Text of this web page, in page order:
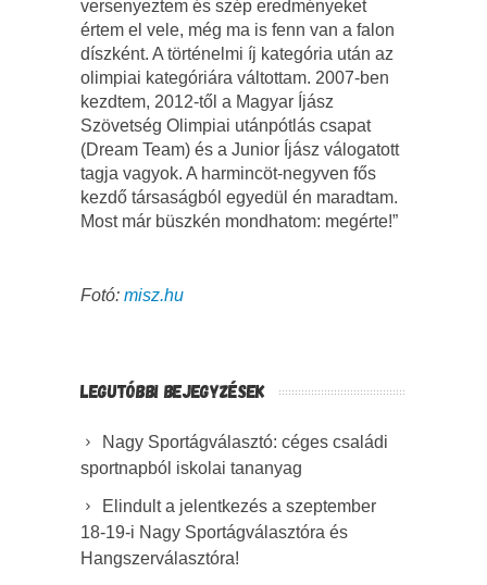
versenyeztem és szép eredményeket
értem el vele, még ma is fenn van a falon
díszként. A történelmi íj kategória után az
olimpiai kategóriára váltottam. 2007-ben
kezdtem, 2012-től a Magyar Íjász
Szövetség Olimpiai utánpótlás csapat
(Dream Team) és a Junior Íjász válogatott
tagja vagyok. A harmincöt-negyven fős
kezdő társaságból egyedül én maradtam.
Most már büszkén mondhatom: megérte!”
Fotó: misz.hu
LEGUTÓBBI BEJEGYZÉSEK
Nagy Sportágválasztó: céges családi
sportnapból iskolai tananyag
Elindult a jelentkezés a szeptember
18-19-i Nagy Sportágválasztóra és
Hangszerválasztóra!